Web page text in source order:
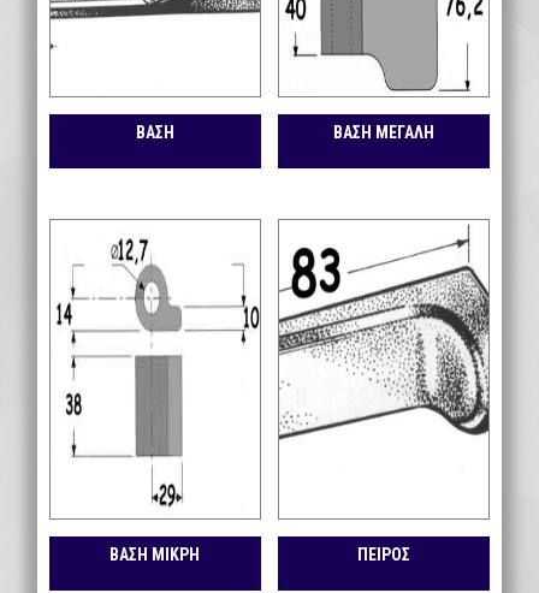
ΒΑΣΗ ΒΑΣΗ ΜΕΓΑΛΗ
ΒΑΣΗ ΜΙΚΡΗ ΠΕΙΡΟΣ